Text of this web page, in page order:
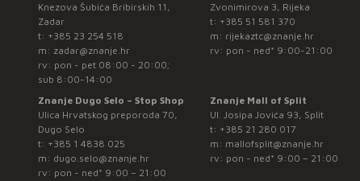
Knezova Šubića Bribirskih 11,
Zadar
t: +385 23 254 518
m: zadar@znanje.hr
rv: pon - pet 08:00 - 20:00;
sub 8:00-14:00
Zvonimirova 3, Rijeka
t: +385 51 581 370
m: rijekaztc@znanje.hr
rv: pon - ned* 9:00-21:00
Znanje Dugo Selo – Stop Shop
Ulica Hrvatskog preporoda 70,
Dugo Selo
t: +385 1 4838 025
m: dugo.selo@znanje.hr
rv: pon - ned* 9:00 – 21:00
Znanje Mall of Split
Ul. Josipa Jovića 93, Split
t: +385 21 280 017
m: mallofsplit@znanje.hr
rv: pon - ned* 9:00 – 21:00